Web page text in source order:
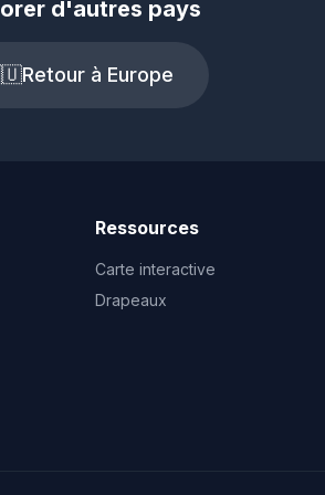
d'autres pays
Retour à Europe
Ressources
Carte interactive
Drapeaux